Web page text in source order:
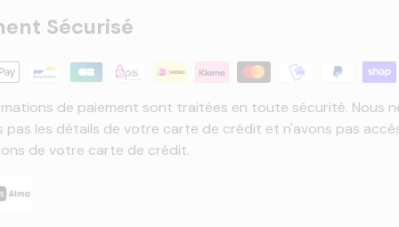
Sécurisé
de paiement sont traitées en toute sécurité. Nous
pas les détails de votre carte de crédit et n'avons pas
de votre carte de crédit.